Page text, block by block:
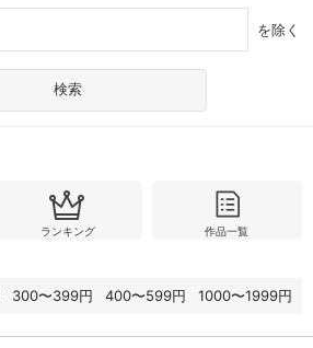
を除く
ランキング 作品一覧
300〜399円 400〜599円 1000〜1999円